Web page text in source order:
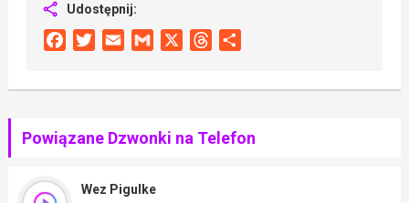
Udostępnij:
FacebookTwitterEmail Gmail Threads
Powiązane Dzwonki na Telefon
Wez Pigulke